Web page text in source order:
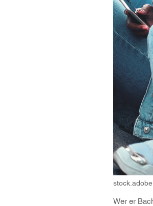
Wer er